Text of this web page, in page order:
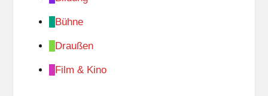
Bühne
Draußen
Film & Kino